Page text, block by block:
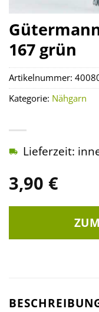
167 grün
3,90 €
Lieferzeit:
Artikelnummer:
Kategorie: Nähgarn